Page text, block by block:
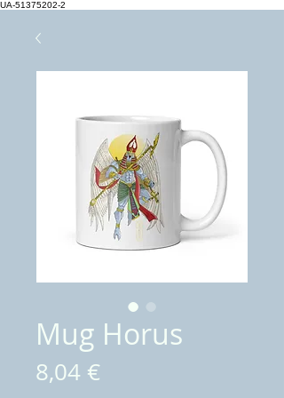
UA-51375202-2
Mug Horus
8,04 €Prix